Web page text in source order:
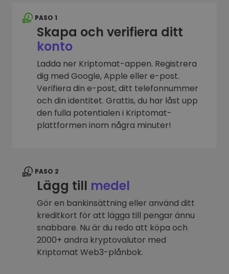
PASO 1
Skapa och verifiera ditt
konto
Ladda ner Kriptomat-appen. Registrera
dig med Google, Apple eller e-post.
Verifiera din e-post, ditt telefonnummer
och din identitet. Grattis, du har låst upp
den fulla potentialen i Kriptomat-
plattformen inom några minuter!
PASO 2
Lägg till medel
Gör en bankinsättning eller använd ditt
kreditkort för att lägga till pengar ännu
snabbare. Nu är du redo att köpa och
2000+ andra kryptovalutor med
Kriptomat Web3-plånbok.